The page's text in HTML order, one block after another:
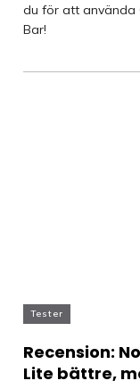
du för att använda
Bar!
Tester
Recension:
Lite bättre,